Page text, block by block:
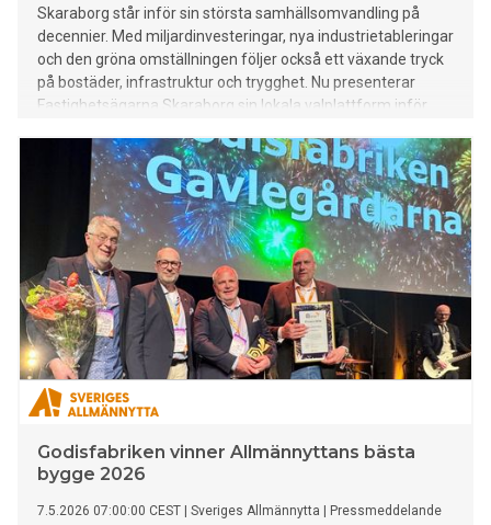
Skaraborg står inför sin största samhällsomvandling på
decennier. Med miljardinvesteringar, nya industrietableringar
och den gröna omställningen följer också ett växande tryck
på bostäder, infrastruktur och trygghet. Nu presenterar
Fastighetsägarna Skaraborg sin lokala valplattform inför
långsiktigt för att regionen ska klara tillväxten.
Godisfabriken vinner Allmännyttans bästa
bygge 2026
7.5.2026 07:00:00 CEST Sveriges Allmännytta Pressmeddelande